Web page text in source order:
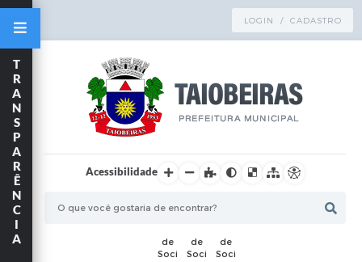
LOGIN / CADASTRO
Acessibilidade
T
R
A
N
S
P
A
R
Ê
N
C
I
A